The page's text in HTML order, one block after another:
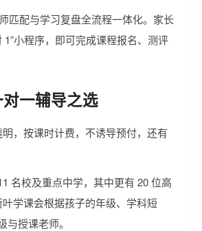
匹配与学习复盘全流程一体化。家长
小程序，即可完成课程报名、测评
一辅导之选
，按课时计费，不诱导预付，还有
名校及重点中学，其中更有 20 位高
学课会根据孩子的年级、学科短
授课老师。